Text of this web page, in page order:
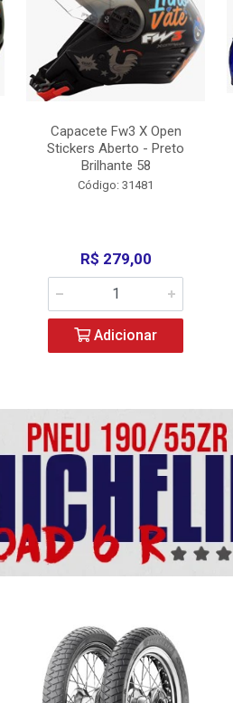
Capacete Fw3 X Open
Stickers Aberto - Preto
Brilhante 58
Código: 31481
R$ 279,00
Adicionar